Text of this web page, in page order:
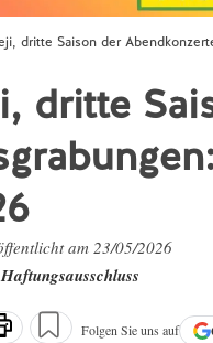
dritte Saison der
dritte
am 23/05/2026
Haftungsausschluss
Folgen Sie uns auf